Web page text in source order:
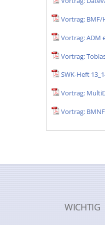
Vortrag:
Vortrag: ADM
Vortrag:
SWK-Heft
Vortrag:
Vortrag:
WICHTIG